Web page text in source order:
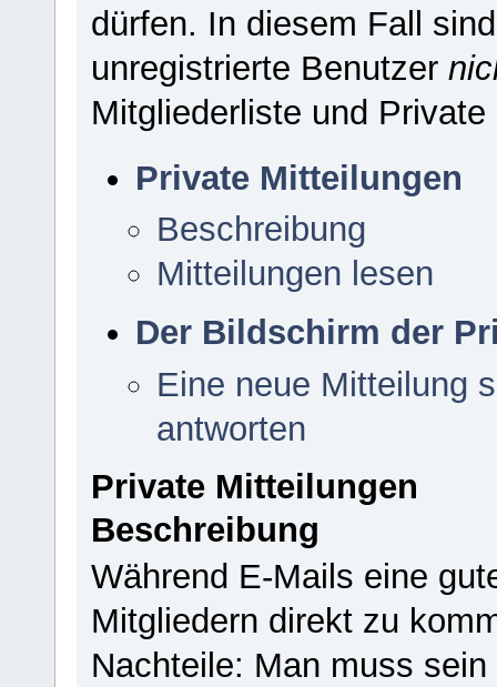
dürfen. In diesem Fall
unregistrierte Benutzer
Mitgliederliste und
Private Mitteilungen
Beschreibung
Mitteilungen lesen
Der Bildschirm der
Eine neue Mitteilung
antworten
Private Mitteilungen
Beschreibung
Während E-Mails eine
Mitgliedern direkt zu
Nachteile: Man muss